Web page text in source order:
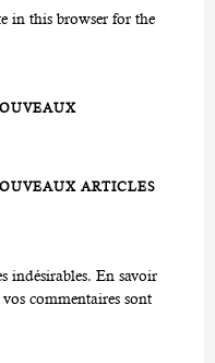
in this browser for the
ARTICLES
indésirables. En savoir
commentaires sont